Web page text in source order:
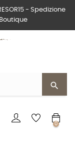
- Spedizione
search
0